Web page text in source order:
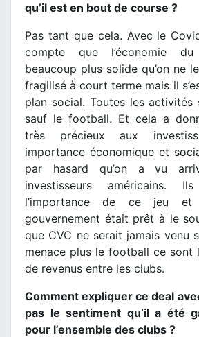
qu’il est en bout de course ?
Pas tant que cela. Avec le
compte que l’économie
beaucoup plus solide qu’on ne
fragilisé à court terme mais il
plan social. Toutes les activités
sauf le football. Et cela a
très précieux aux
importance économique et
par hasard qu’on a vu
investisseurs américains.
l’importance de ce jeu
gouvernement était prêt à le
que CVC ne serait jamais venu
menace plus le football ce sont
de revenus entre les clubs.
Comment expliquer ce deal
pas le sentiment qu’il a été
pour l’ensemble des clubs ?